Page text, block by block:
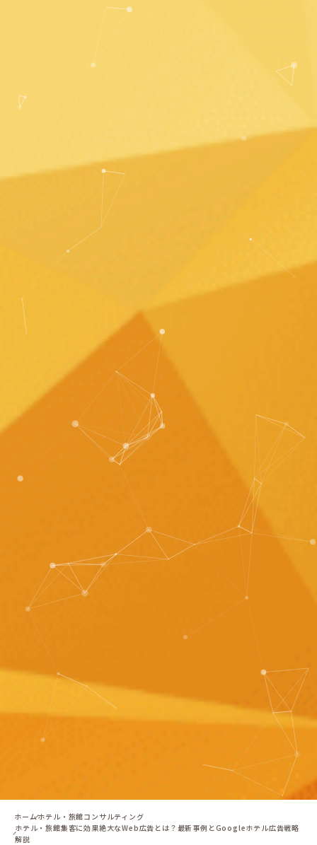
ホームホテル・旅館コンサルティング
ホテル・旅館集客に効果絶大なWeb広告とは？最新事例とGoogleホテル広告戦略
解説